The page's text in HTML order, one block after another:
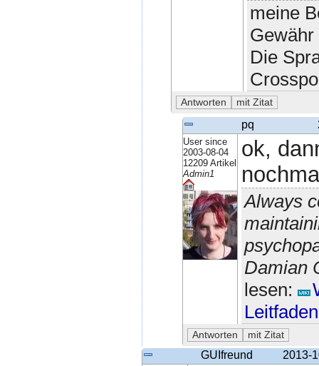
meine
Die
pq
User since
2003-08-04
12209 Artikel
Admin1
ok,
Always
Damian
lesen:
GUIfreund 2013-